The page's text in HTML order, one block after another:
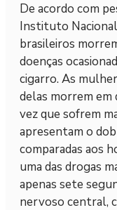
De acordo com
Instituto
brasileiros
doenças
cigarro. As
delas morrem em
vez que sofrem
apresentam o
comparadas aos
uma das drogas
apenas sete
nervoso central,